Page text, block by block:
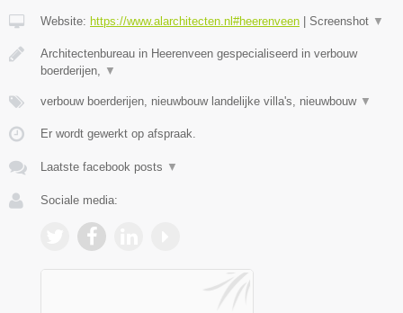
Website: https://www.alarchitecten.nl#heerenveen Screenshot ▼
Architectenbureau in Heerenveen gespecialiseerd in verbouw
boerderijen, ▼
verbouw boerderijen, nieuwbouw landelijke villa's, nieuwbouw ▼
Er wordt gewerkt op afspraak.
Laatste facebook posts ▼
Sociale media: